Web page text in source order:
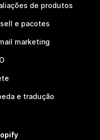
de produtos
e pacotes
marketing
e tradução